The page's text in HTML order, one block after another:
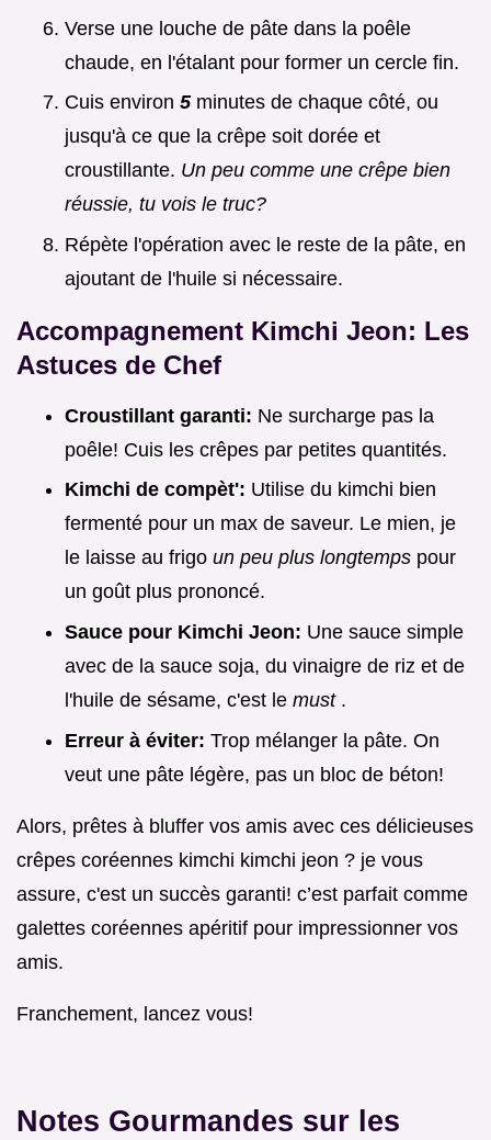
Verse une louche de pâte dans la poêle
chaude, en l'étalant pour former un cercle fin.
Cuis environ 5 minutes de chaque côté, ou
jusqu'à ce que la crêpe soit dorée et
croustillante. Un peu comme une crêpe bien
réussie, tu vois le truc?
Répète l'opération avec le reste de la pâte, en
ajoutant de l'huile si nécessaire.
Accompagnement Kimchi Jeon: Les
Astuces de Chef
Croustillant garanti: Ne surcharge pas la
poêle! Cuis les crêpes par petites quantités.
Kimchi de compèt': Utilise du kimchi bien
fermenté pour un max de saveur. Le mien, je
le laisse au frigo un peu plus longtemps pour
un goût plus prononcé.
Sauce pour Kimchi Jeon: Une sauce simple
avec de la sauce soja, du vinaigre de riz et de
l'huile de sésame, c'est le must .
Erreur à éviter: Trop mélanger la pâte. On
veut une pâte légère, pas un bloc de béton!
Alors, prêtes à bluffer vos amis avec ces délicieuses
crêpes coréennes kimchi kimchi jeon ? je vous
assure, c'est un succès garanti! c’est parfait comme
galettes coréennes apéritif pour impressionner vos
amis.
Franchement, lancez vous!
Notes Gourmandes sur les